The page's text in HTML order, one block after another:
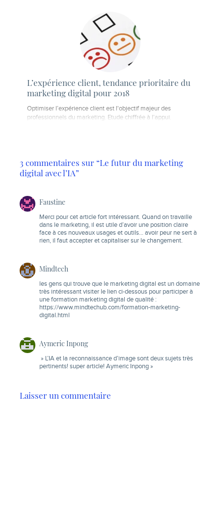
L’expérience client, tendance prioritaire du
marketing digital pour 2018
Optimiser l’expérience client est l'objectif majeur des
professionnels du marketing. Etude chiffrée à l'appui.
3 commentaires sur “Le futur du marketing
digital avec l’IA”
Faustine
Merci pour cet article fort intéressant. Quand on travaille
dans le marketing, il est utile d’avoir une position claire
face à ces nouveaux usages et outils… avoir peur ne sert à
rien, il faut accepter et capitaliser sur le changement.
Mindtech
les gens qui trouve que le marketing digital est un domaine
très intéressant visiter le lien ci-dessous pour participer à
une formation marketing digital de qualité :
https://www.mindtechub.com/formation-marketing-
digital.html
Aymeric Inpong
» L’IA et la reconnaissance d’image sont deux sujets très
pertinents! super article! Aymeric Inpong »
Laisser un commentaire